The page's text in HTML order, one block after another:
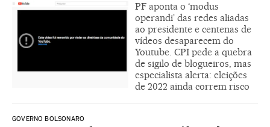
PF aponta o ‘modus
operandi’ das redes aliadas
ao presidente e centenas de
vídeos desaparecem do
Youtube. CPI pede a quebra
de sigilo de blogueiros, mas
especialista alerta: eleições
de 2022 ainda correm risco
GOVERNO BOLSONARO